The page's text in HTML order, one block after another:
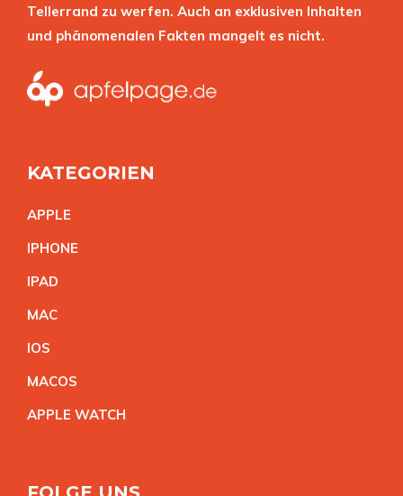
Tellerrand zu werfen. Auch an exklusiven Inhalten
und phänomenalen Fakten mangelt es nicht.
KATEGORIEN
APPLE
IPHONE
IPAD
MAC
IOS
MACOS
APPLE WATCH